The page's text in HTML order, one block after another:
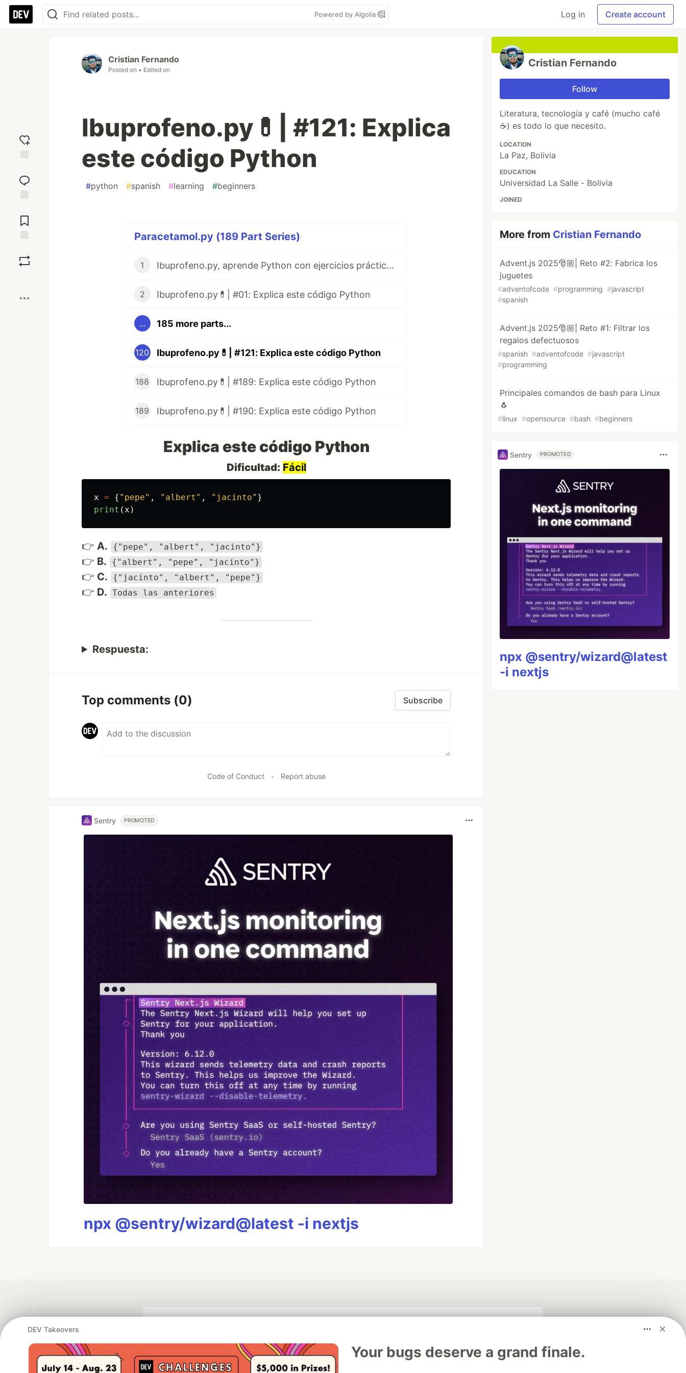
Powered by Algolia Log in Create account
reaction
Comments
Cristian Fernando
Posted on • Edited on
Ibuprofeno.py💊| #121: Explica
este código Python
#python #spanish #learning #beginners
Paracetamol.py (189 Part Series)
1 Ibuprofeno.py, aprende Python con ejercicios prácticos en Español 😎
2 Ibuprofeno.py💊| #01: Explica este código Python
... 185 more parts...
120 Ibuprofeno.py💊| #121: Explica este código Python
188 Ibuprofeno.py💊| #189: Explica este código Python
189 Ibuprofeno.py💊| #190: Explica este código Python
Explica este código Python
Dificultad: Fácil
x = { " pepe" , " albert " , " jacinto" }
print (x )
👉 A. {"pepe", "albert", "jacinto"}
👉 B. {"albert", "pepe", "jacinto"}
👉 C. {"jacinto", "albert", "pepe"}
👉 D. Todas las anteriores
Respuesta:
Top comments (0) Subscribe
Code of Conduct • Report abuse
Sentry PROMOTED
npx @sentry/wizard@latest -i nextjs
Cristian Fernando
Follow
Literatura, tecnología y café (mucho café
☕) es todo lo que necesito.
LOCATION
La Paz, Bolivia
EDUCATION
Universidad La Salle - Bolivia
JOINED
More from Cristian Fernando
Advent.js 2025🎅🏼| Reto #2: Fabrica los
juguetes
#adventofcode #programming #javascript
#spanish
Advent.js 2025🎅🏼| Reto #1: Filtrar los
regalos defectuosos
#spanish #adventofcode #javascript
#programming
Principales comandos de bash para Linux
🐧
#linux #opensource #bash #beginners
Sentry PROMOTED
npx @sentry/wizard@latest
-i nextjs
DEV Takeovers
Your bugs deserve a grand finale.
Thank you to our Diamond Sponsors for supporting the DEV Community